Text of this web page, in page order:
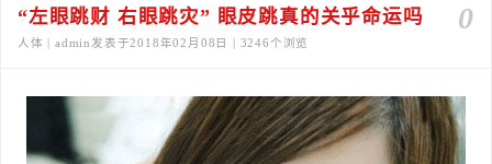
0
“左眼跳财 右眼跳灾” 眼皮跳真的关乎命运吗
人体 | admin发表于2018年02月08日 | 3246个浏览